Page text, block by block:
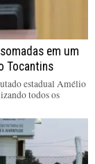
em um
Tocantins
estadual Amélio
todos os